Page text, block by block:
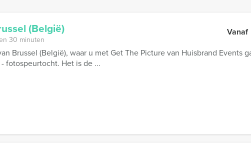
(België) Vanaf
30 minuten
Brussel (België), waar u met Get The Picture van Huisbrand Events
fotospeurtocht. Het is de ...